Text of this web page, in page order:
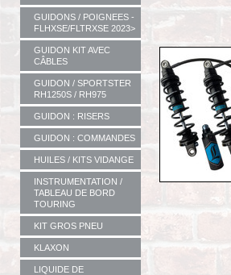
GUIDONS / POIGNEES -
FLHXSE/FLTRXSE 2023>
GUIDON KIT AVEC
CÂBLES
GUIDON / SPORTSTER
RH1250S / RH975
GUIDON : RISERS
GUIDON : COMMANDES
HUILES / KITS VIDANGE
INSTRUMENTATION /
TABLEAU DE BORD
TOURING
KIT GROS PNEU
KLAXON
LIQUIDE DE